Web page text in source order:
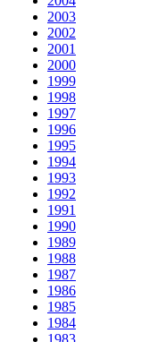
2003
2002
2001
2000
1999
1998
1997
1996
1995
1994
1993
1992
1991
1990
1989
1988
1987
1986
1985
1984